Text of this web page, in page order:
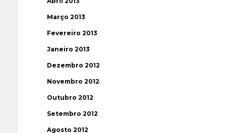
Março 2013
Fevereiro 2013
Janeiro 2013
Dezembro 2012
Novembro 2012
Outubro 2012
Setembro 2012
Agosto 2012